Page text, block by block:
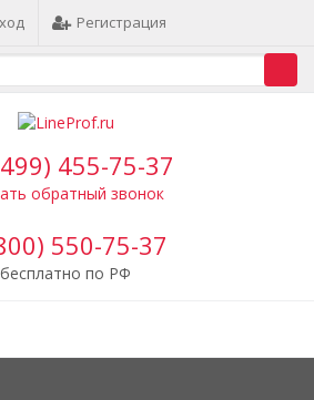
Регистрация
455-75-37
обратный звонок
550-75-37
бесплатно по РФ